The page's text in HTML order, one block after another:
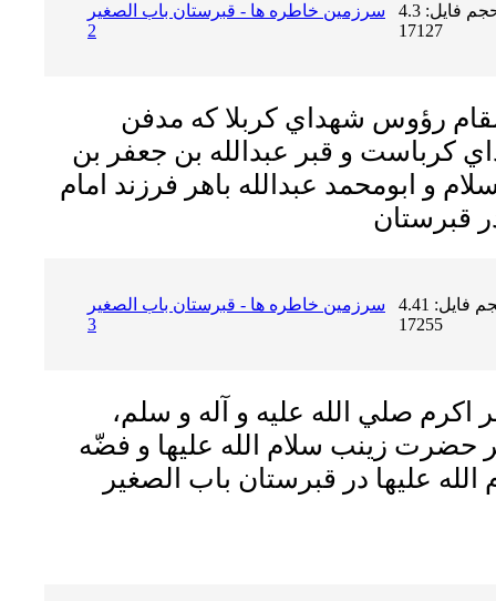
سرزمين خاطره ها - قبرستان باب الصغير
2
حجم فایل: 4.3 MB | دریافت ها:
17127
رؤوس شهداي كربلا كه مدفن
كرباست و قبر عبدالله بن جعفر بن
و ابومحمد عبدالله باهر فرزند امام
سرزمين خاطره ها - قبرستان باب الصغير
3
حجم فایل: 4.41 MB | دریافت ها:
17255
اكرم صلي الله عليه و آله و سلم،
حضرت زينب سلام الله عليها و فضّه
عليها در قبرستان باب الصغير